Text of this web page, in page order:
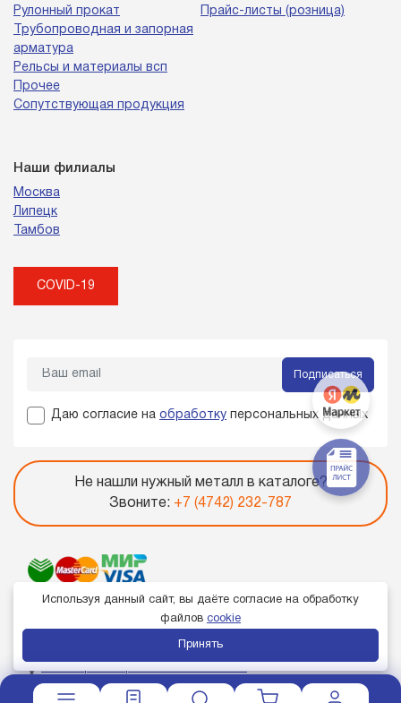
Рулонный прокат
Трубопроводная и запорная
арматура
Рельсы и материалы всп
Прочее
Сопутствующая продукция
Прайс-листы (розница)
Наши филиалы
Москва
Липецк
Тамбов
COVID-19
Подписаться
Даю согласие на обработку персональных данных
Не нашли нужный металл в каталоге?
Звоните: +7 (4742) 232-787
Член торгово-промышленной палаты
Используя данный сайт, вы даёте согласие на обработку
файлов cookie
Принять